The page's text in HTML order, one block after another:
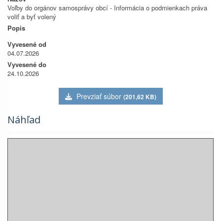
Voľby do orgánov samosprávy obcí - Informácia o podmienkach práva
voliť a byť volený
Popis
Vyvesené od
04.07.2026
Vyvesené do
24.10.2026
Prevziať súbor (201,62 KB)
Náhľad